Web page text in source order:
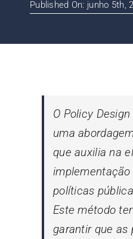
Published On: junho 5th,
O Policy
uma
que auxilia na
políticas
Este método
garantir que as